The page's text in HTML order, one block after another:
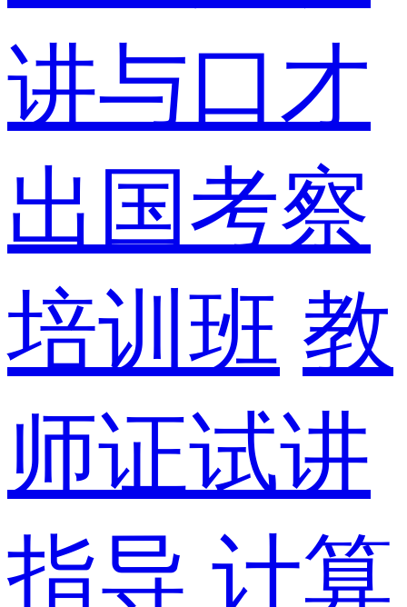
讲与口才
出国考察
培训班 教
师证试讲
指导 计算